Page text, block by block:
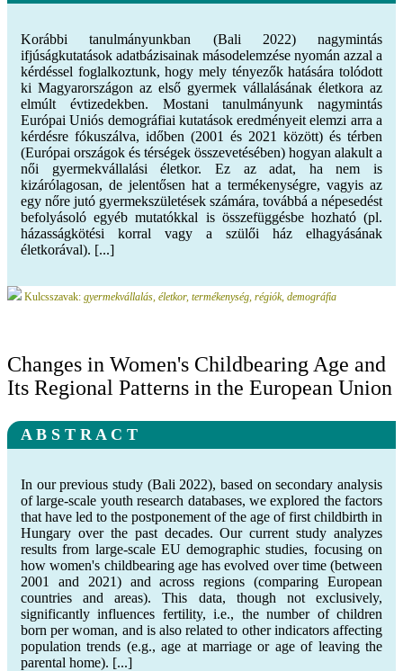
Korábbi tanulmányunkban (Bali 2022) nagymintás
ifjúságkutatások adatbázisainak másodelemzése nyomán azzal a
kérdéssel foglalkoztunk, hogy mely tényezők hatására tolódott
ki Magyarországon az első gyermek vállalásának életkora az
elmúlt évtizedekben. Mostani tanulmányunk nagymintás
Európai Uniós demográfiai kutatások eredményeit elemzi arra a
kérdésre fókuszálva, időben (2001 és 2021 között) és térben
(Európai országok és térségek összevetésében) hogyan alakult a
női gyermekvállalási életkor. Ez az adat, ha nem is
kizárólagosan, de jelentősen hat a termékenységre, vagyis az
egy nőre jutó gyermekszületések számára, továbbá a népesedést
befolyásoló egyéb mutatókkal is összefüggésbe hozható (pl.
házasságkötési korral vagy a szülői ház elhagyásának
életkorával). [...]
Kulcsszavak: gyermekvállalás, életkor, termékenység, régiók, demográfia
Changes in Women's Childbearing Age and
Its Regional Patterns in the European Union
A B S T R A C T
In our previous study (Bali 2022), based on secondary analysis
of large-scale youth research databases, we explored the factors
that have led to the postponement of the age of first childbirth in
Hungary over the past decades. Our current study analyzes
results from large-scale EU demographic studies, focusing on
how women's childbearing age has evolved over time (between
2001 and 2021) and across regions (comparing European
countries and areas). This data, though not exclusively,
significantly influences fertility, i.e., the number of children
born per woman, and is also related to other indicators affecting
population trends (e.g., age at marriage or age of leaving the
parental home). [...]